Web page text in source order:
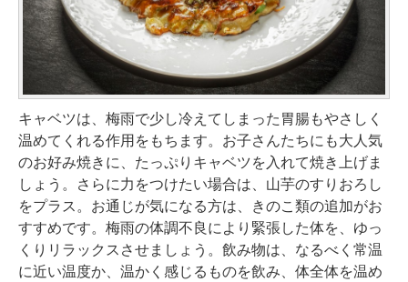
キャベツは、梅雨で少し冷えてしまった胃腸もやさしく
温めてくれる作用をもちます。お子さんたちにも大人気
のお好み焼きに、たっぷりキャベツを入れて焼き上げま
しょう。さらに力をつけたい場合は、山芋のすりおろし
をプラス。お通じが気になる方は、きのこ類の追加がお
すすめです。梅雨の体調不良により緊張した体を、ゆっ
くりリラックスさせましょう。飲み物は、なるべく常温
に近い温度か、温かく感じるものを飲み、体全体を温め